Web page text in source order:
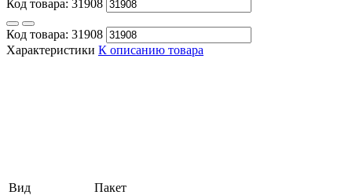
Код товара: 31908
Код товара: 31908
Характеристики К описанию товара
Вид
Пакет